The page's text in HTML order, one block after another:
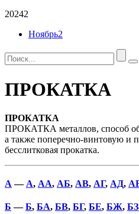
20242
Ноябрь2
ПРОКАТКА
ПРОКАТКА
ПРОКАТКА металлов, способ
а также поперечно-винтовую и
бесслитковая прокатка.
А — А, АА, АБ, АВ, АГ, АД,
Б —Б, БА, БВ, БГ, БЕ, БЖ, БЗ